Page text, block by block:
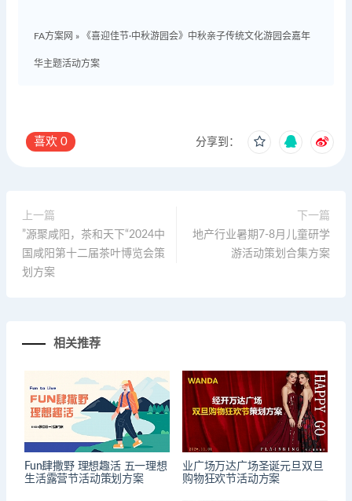
FA方案网 » 《喜迎佳节·中秋游园会》中秋亲子传统文化游园会嘉年
华主题活动方案
喜欢 0 分享到：
上一篇
”源聚咸阳，茶和天下“2024中
国咸阳第十二届茶叶博览会策
划方案
下一篇
地产行业暑期7-8月儿童研学
游活动策划合集方案
相关推荐
Fun肆撒野 理想趣活 五一理想
生活露营节活动策划方案
业广场万达广场圣诞元旦双旦
购物狂欢节活动方案